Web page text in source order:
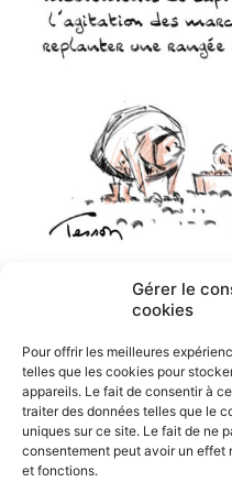
Gérer le
cookies
Pour offrir les meilleures
telles que les cookies pour
appareils. Le fait de consentir à
traiter des données telles que le
uniques sur ce site. Le fait de ne
consentement peut avoir un
et fonctions.